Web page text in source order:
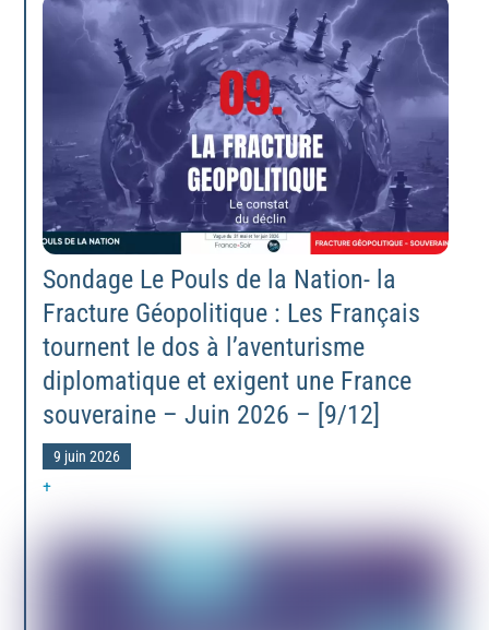
Sondage Le Pouls de la Nation- la
Fracture Géopolitique : Les Français
tournent le dos à l’aventurisme
diplomatique et exigent une France
souveraine – Juin 2026 – [9/12]
9 juin 2026
+